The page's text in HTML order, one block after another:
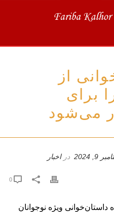
از
برای
می‌شود
9, 2024 دراخبار
داستان‌خوانی ویژه نوجوانان